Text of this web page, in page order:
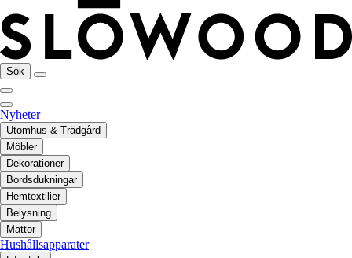
Sök
Nyheter
Utomhus & Trädgård
Möbler
Dekorationer
Bordsdukningar
Hemtextilier
Belysning
Mattor
Hushållsapparater